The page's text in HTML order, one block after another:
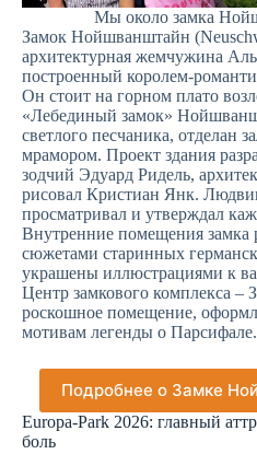
Мы около замка
Замок Нойшванштайн
архитектурная жемчужина
построенный королем-
Он стоит на горном плато
«Лебединый замок»
светлого песчаника, отделан
мрамором. Проект здания
зодчий Эдуард Ридель,
рисовал Кристиан Янк.
просматривал и утверждал
Внутренние помещения замка
сюжетами старинных
украшены иллюстрациями к
Центр замкового комплекса –
роскошное помещение,
мотивам легенды о Парсифале.
Подробнее о Замке
Europa-Park 2026: главный
боль